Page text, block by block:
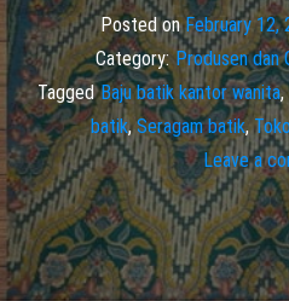
Posted onFebruary 12,
Category: Produsen dan
Tagged Baju batik kantor wanita,
batik,Seragam batik,
Leave a